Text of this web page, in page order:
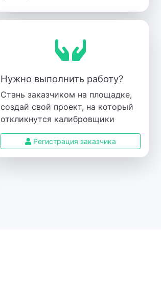
Нужно выполнить работу?
Стань заказчиком на площадке,
создай свой проект, на который
откликнутся калибровщики
Регистрация заказчика